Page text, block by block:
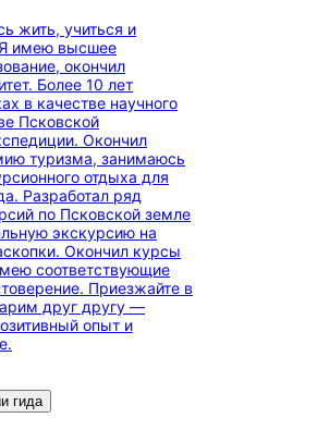
жить, учиться и
Я имею высшее
окончил
Более 10 лет
в качестве научного
Псковской
Окончил
туризма, занимаюсь
отдыха для
Разработал ряд
по Псковской земле
экскурсию на
Окончил курсы
соответствующие
Приезжайте в
друг другу —
опыт и
гида